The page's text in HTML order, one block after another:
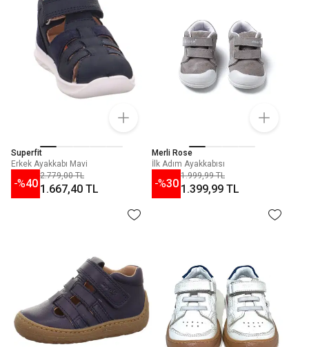
Superfit
Erkek Ayakkabı Mavi
-%40
2.779,00 TL
1.667,40 TL
Merli Rose
İlk Adım Ayakkabısı
-%30
1.999,99 TL
1.399,99 TL